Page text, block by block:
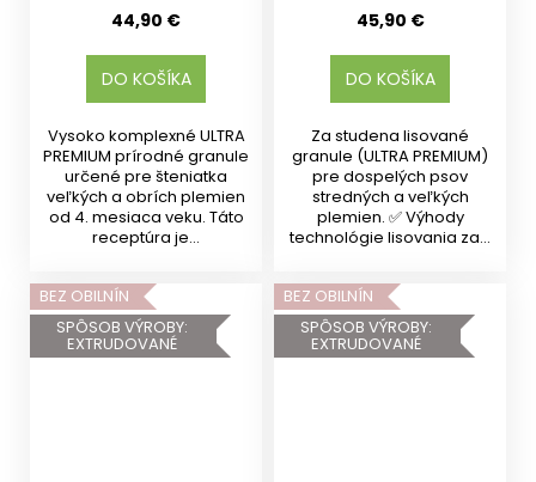
44,90 €
DO KOŠÍKA
Vysoko komplexné ULTRA
PREMIUM prírodné granule
určené pre šteniatka
veľkých a obrích plemien
od 4. mesiaca veku. Táto
receptúra je...
45,90 €
DO KOŠÍKA
Za studena lisované
granule (ULTRA PREMIUM)
pre dospelých psov
stredných a veľkých
plemien. ✅ Výhody
technológie lisovania za...
BEZ OBILNÍN
SPÔSOB VÝROBY:
EXTRUDOVANÉ
BEZ OBILNÍN
SPÔSOB VÝROBY:
EXTRUDOVANÉ